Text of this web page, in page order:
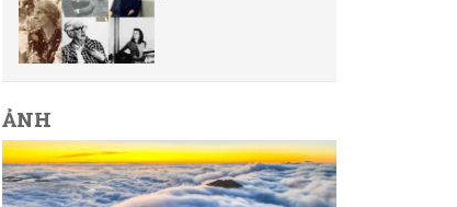
ẢNH